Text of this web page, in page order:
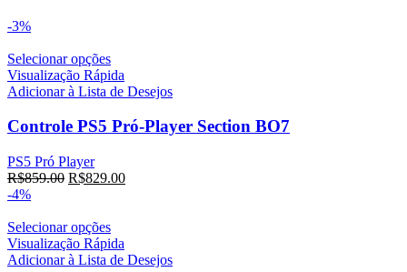
-3%
Selecionar opções
Visualização Rápida
Adicionar à Lista de Desejos
Controle PS5 Pró-Player Section BO7
PS5 Pró Player
R$859.00 R$829.00
-4%
Selecionar opções
Visualização Rápida
Adicionar à Lista de Desejos